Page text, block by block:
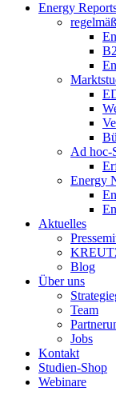
Energy
Ad hoc-
Energy
Aktuelles
Blog
Über uns
Team
Jobs
Kontakt
Studien-Shop
Webinare